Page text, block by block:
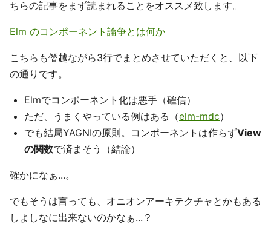
ちらの記事をまず読まれることをオススメ致します。
Elm のコンポーネント論争とは何か
こちらも僭越ながら3行でまとめさせていただくと、以下
の通りです。
Elmでコンポーネント化は悪手（確信）
ただ、うまくやっている例はある（elm-mdc）
でも結局YAGNIの原則。コンポーネントは作らずView
の関数で済まそう（結論）
確かになぁ...。
でもそうは言っても、オニオンアーキテクチャとかもある
しよしなに出来ないのかなぁ...？